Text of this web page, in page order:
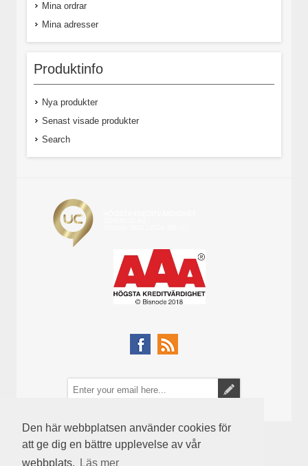
Den här webbplatsen använder cookies för
att ge dig en bättre upplevelse av vår
webbplats.
Läs mer
Mina ordrar
Mina adresser
Produktinfo
Nya produkter
Senast visade produkter
Search